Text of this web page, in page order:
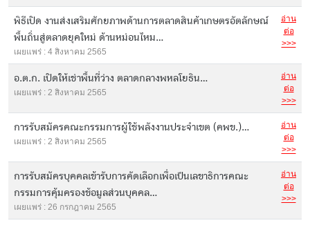
พิธีเปิด งานส่งเสริมศักยภาพด้านการตลาดสินค้าเกษตรอัตลักษณ์
พื้นถิ่นสู่ตลาดยุคใหม่ ด้านหม่อนไหม...
เผยแพร่ : 4 สิงหาคม 2565
อ่าน
ต่อ
>>>
อ.ต.ก. เปิดให้เช่าพื้นที่ว่าง ตลาดกลางพหลโยธิน...
เผยแพร่ : 2 สิงหาคม 2565
อ่าน
ต่อ
>>>
การรับสมัครคณะกรรมการผู้ใช้พลังงานประจำเขต (คพข.)...
เผยแพร่ : 2 สิงหาคม 2565
อ่าน
ต่อ
>>>
การรับสมัครบุคคลเข้ารับการคัดเลือกเพื่อเป็นเลขาธิการคณะ
กรรมการคุ้มครองข้อมูลส่วนบุคคล...
เผยแพร่ : 26 กรกฎาคม 2565
อ่าน
ต่อ
>>>